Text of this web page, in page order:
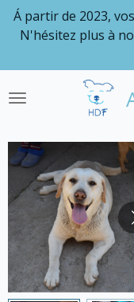
Passer
principal
Á partir de 2023,
N'hésitez plus à